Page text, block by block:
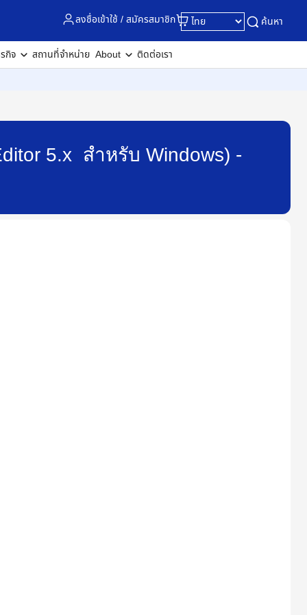
ลงชื่อเข้าใช้ / สมัครสมาชิก ค้นหา
กิจ สถานที่จำหน่าย About ติดต่อเรา
5.x สำหรับ Windows) -